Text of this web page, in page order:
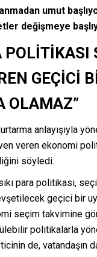
umut
değişmeye
POLİTİKASI
GEÇİCİ
OLAMAZ”
anlayışıyla
veren ekonomi
söyledi.
para politikası,
geçici bir
seçim takvimine
politikalarla
de, vatandaşın